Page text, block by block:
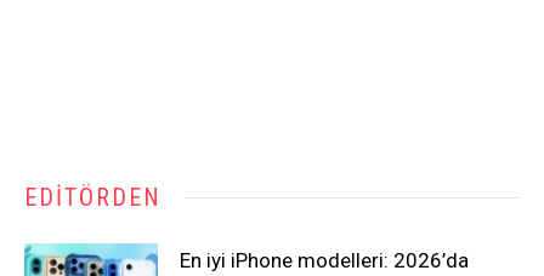
EDITÖRDEN
En iyi iPhone modelleri: 2026’da